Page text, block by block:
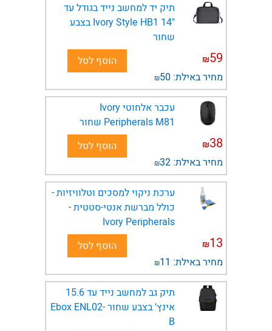
תיק יד למחשב נייד בגודל עד
"14 Ivory Style HB1 בצבע
שחור
59
₪
מחיר באילת: 50
₪
הוסף לסל
עכבר אלחוטי Ivory
Peripherals M81 שחור
38
₪
מחיר באילת: 32
₪
הוסף לסל
ערכת ניקוי למסכים וטלוויזיות -
כולל מברשת אנטי-סטטית -
Ivory Peripherals
13
₪
מחיר באילת: 11
₪
הוסף לסל
תיק גב למחשב נייד עד 15.6
אינץ' בצבע שחור Ebox ENL02-
B